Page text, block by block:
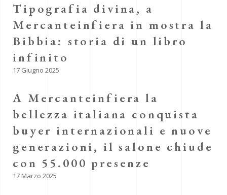
Tipografia divina, a
Mercanteinfiera in mostra la
Bibbia: storia di un libro
infinito
17 Giugno 2025
A Mercanteinfiera la
bellezza italiana conquista
buyer internazionali e nuove
generazioni, il salone chiude
con 55.000 presenze
17 Marzo 2025